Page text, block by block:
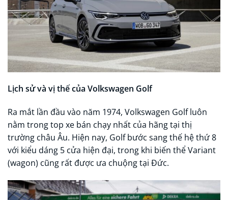
Lịch sử và vị thế của Volkswagen Golf
Ra mắt lần đầu vào năm 1974, Volkswagen Golf luôn
nằm trong top xe bán chạy nhất của hãng tại thị
trường châu Âu. Hiện nay, Golf bước sang thế hệ thứ 8
với kiểu dáng 5 cửa hiện đại, trong khi biến thể Variant
(wagon) cũng rất được ưa chuộng tại Đức.